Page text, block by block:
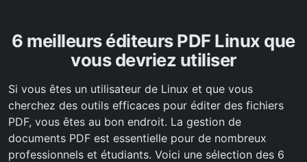
6 meilleurs éditeurs PDF Linux que
vous devriez utiliser
Si vous êtes un utilisateur de Linux et que vous
cherchez des outils efficaces pour éditer des fichiers
PDF, vous êtes au bon endroit. La gestion de
documents PDF est essentielle pour de nombreux
professionnels et étudiants. Voici une sélection des 6